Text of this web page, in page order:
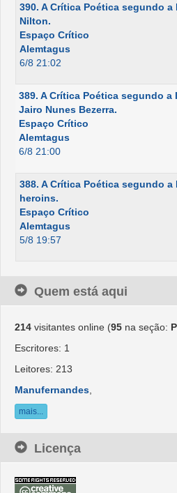
390. A Crítica Poética segundo
Nilton.
Espaço Crítico
Alemtagus
6/8 21:02
389. A Crítica Poética segundo
Jairo Nunes Bezerra.
Espaço Crítico
Alemtagus
6/8 21:00
388. A Crítica Poética segundo
heroins.
Espaço Crítico
Alemtagus
5/8 19:57
Quem está aqui
214 visitantes online (95 na seção:
Escritores: 1
Leitores: 213
Manufernandes
mais...
Licença